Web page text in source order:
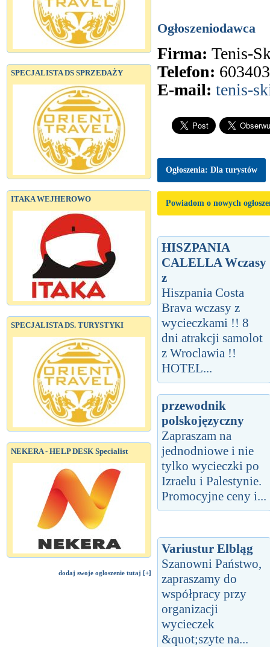
SPECJALISTA DS SPRZEDAŻY
ITAKA WEJHEROWO
SPECJALISTA DS. TURYSTYKI
NEKERA - HELP DESK Specialist
dodaj swoje ogłoszenie tutaj [+]
Ogłoszeniodawca
Firma: Tenis-
Telefon:
E-mail: tenis-
Ogłoszenia: Dla turystów
Powiadom o nowych
HISZPANIA
CALELLA Wczasy
z
Hiszpania Costa
Brava wczasy z
wycieczkami !! 8
dni atrakcji samolot
z Wroclawia !!
HOTEL...
przewodnik
polskojęzyczny
Zapraszam na
jednodniowe i nie
tylko wycieczki po
Izraelu i Palestynie.
Promocyjne ceny i...
Variustur Elbląg
Szanowni Państwo,
zapraszamy do
współpracy przy
organizacji
wycieczek
&quot;szyte na...